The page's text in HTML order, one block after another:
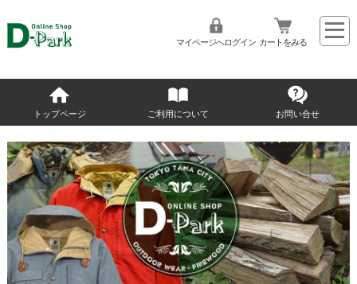
マイページへログイン カートをみる
トップページ ご利用について お問い合せ